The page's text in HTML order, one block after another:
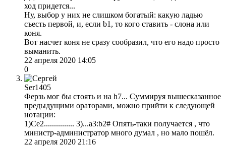
ход придется...
Ну, выбор у них не слишком богатый: какую ладью
съесть первой, и, если b1, то кого ставить - слона или
коня.
Вот насчет коня не сразу сообразил, что его надо просто
выманить.
22 апреля 2020 14:05
0
Ser1405
Ферзь мог бы стоять и на h7... Суммируя вышесказанное
предыдущими ораторами, можно прийти к следующей
нотации:
1)Сe2............... 3)...а3:b2# Опять-таки получается , что
министр-администратор много думал , но мало пошёл.
22 апреля 2020 21:16